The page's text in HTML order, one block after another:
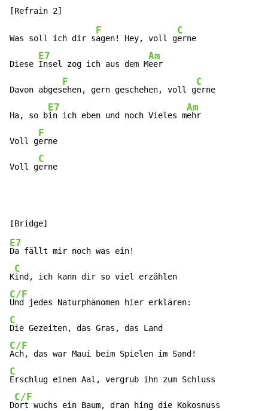
Was soll ich dir s
F
agen! Hey, voll g
C
erne
Diese
E7
Insel zog ich aus dem M
Am
eer
Davon abges
F
ehen, gern geschehen, voll g
C
erne
Ha, so b
E7
in ich eben und noch Vieles m
Am
ehr
Voll g
F
erne
Voll g
C
erne
E7
Da fällt mir noch was ein!
K
C
C/F
C
C/F
C
Erschlug einen Aal, vergrub ihn zum Schluss
D
C/F
ort wuchs ein Baum, dran hing die Kokosnuss